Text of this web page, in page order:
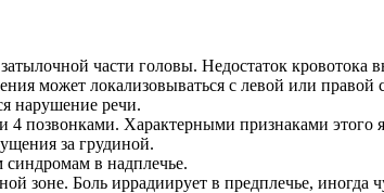
части головы. Недостаток кровотока
может локализовываться с левой или
нарушение речи.
позвонками. Характерными признаками этого
за грудиной.
в надплечье.
Боль иррадиирует в предплечье, иногда